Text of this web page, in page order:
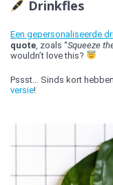
Drinkfles
Een gepersonaliseerde
quote , zoals “Squeeze
wouldn’t love this?
Pssst… Sinds kort
versie!